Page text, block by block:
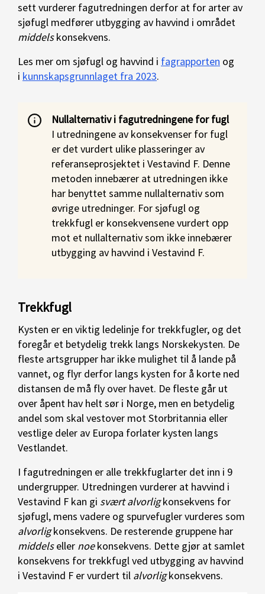
sett vurderer fagutredningen derfor at for arter av
sjøfugl medfører utbygging av havvind i området
middelskonsekvens.
Les mer om sjøfugl og havvind i fagrapporten og
i kunnskapsgrunnlaget fra 2023.
Nullalternativ i fagutredningene for fugl
I utredningene av konsekvenser for fugl
er det vurdert ulike plasseringer av
referanseprosjektet i Vestavind F. Denne
metoden innebærer at utredningen ikke
har benyttet samme nullalternativ som
øvrige utredninger. For sjøfugl og
trekkfugl er konsekvensene vurdert opp
mot et nullalternativ som ikke innebærer
utbygging av havvind i Vestavind F.
Trekkfugl
Kysten er en viktig ledelinje for trekkfugler, og det
foregår et betydelig trekk langs Norskekysten. De
fleste artsgrupper har ikke mulighet til å lande på
vannet, og flyr derfor langs kysten for å korte ned
distansen de må fly over havet. De fleste går ut
over åpent hav helt sør i Norge, men en betydelig
andel som skal vestover mot Storbritannia eller
vestlige deler av Europa forlater kysten langs
Vestlandet.
I fagutredningen er alle trekkfuglarter det inn i 9
undergrupper. Utredningen vurderer at havvind i
Vestavind F kan gi svært alvorligkonsekvens for
sjøfugl, mens vadere og spurvefugler vurderes som
alvorligkonsekvens. De resterende gruppene har
middelseller noekonsekvens. Dette gjør at samlet
konsekvens for trekkfugl ved utbygging av havvind
i Vestavind F er vurdert til alvorligkonsekvens.